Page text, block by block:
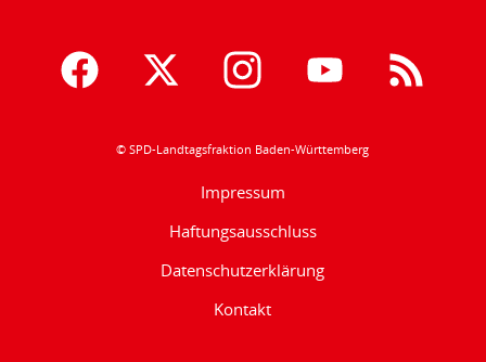
© SPD-Landtagsfraktion Baden-Württemberg
Impressum
Haftungsausschluss
Datenschutzerklärung
Kontakt